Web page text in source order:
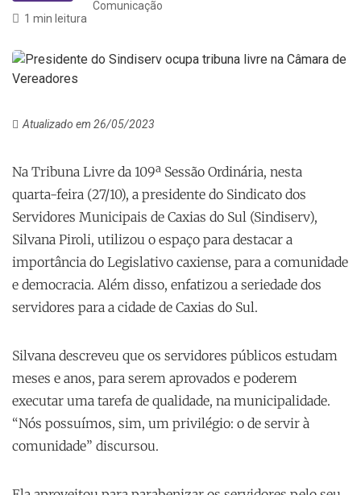
1 min leitura
Atualizado em 26/05/2023
Na Tribuna Livre da 109ª Sessão Ordinária, nesta
quarta-feira (27/10), a presidente do Sindicato dos
Servidores Municipais de Caxias do Sul (Sindiserv),
Silvana Piroli, utilizou o espaço para destacar a
importância do Legislativo caxiense, para a comunidade
e democracia. Além disso, enfatizou a seriedade dos
servidores para a cidade de Caxias do Sul.
Silvana descreveu que os servidores públicos estudam
meses e anos, para serem aprovados e poderem
executar uma tarefa de qualidade, na municipalidade.
“Nós possuímos, sim, um privilégio: o de servir à
comunidade” discursou.